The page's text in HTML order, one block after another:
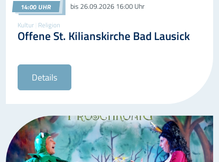
Kultur Religion
Offene St. Kilianskirche Bad Lausick
14:00 UHR
16.05.2026
14:00
bis 26.09.202616:00 Uhr
Details